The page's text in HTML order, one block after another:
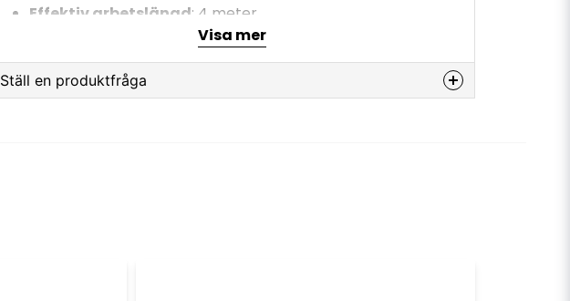
Effektiv arbetslängd: 4 meter
: Hållbart Hytrel för ökad flexibilitet och slitstyrka
Certifiering: ISO 4141/7638-1 samt ADR-godkänd för
transport av farligt gods
Visa mer
Ställ en produktfråga